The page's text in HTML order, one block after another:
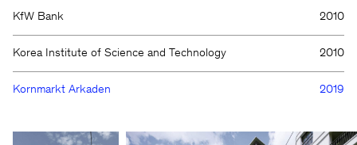
KfW Bank 2010
Korea Institute of Science and Technology 2010
Kornmarkt Arkaden 2019